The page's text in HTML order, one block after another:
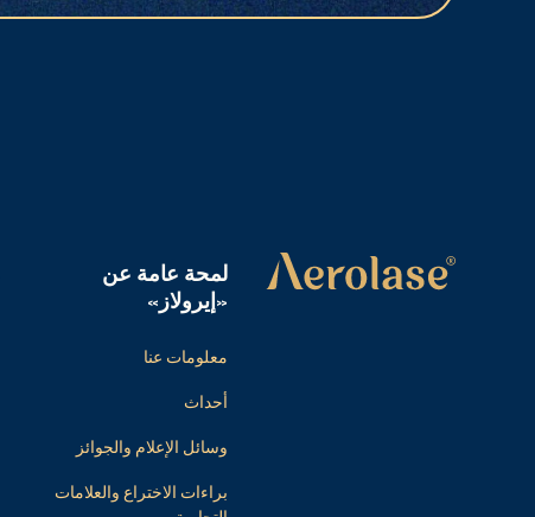
لمحة عامة عن
«إيرولاز»
معلومات عنا
أحداث
وسائل الإعلام والجوائز
براءات الاختراع والعلامات